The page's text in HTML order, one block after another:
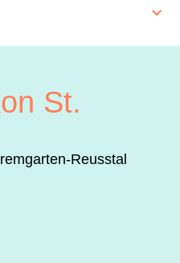
St.
Reusstal